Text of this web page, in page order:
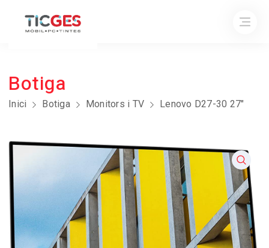
Botiga
Inici Botiga Monitors i TV Lenovo D27-30 27″